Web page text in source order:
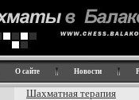
О сайте Новости
Шахматная терапия